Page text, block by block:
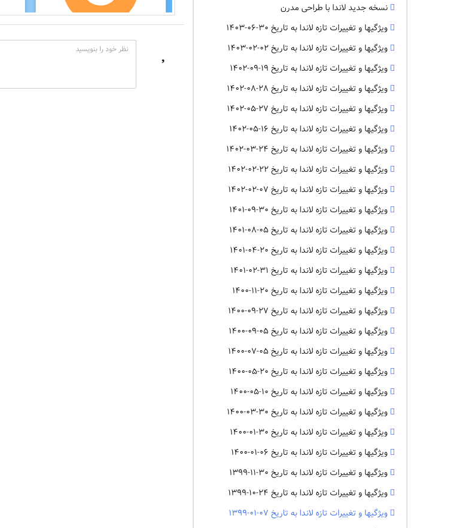
نسخه جدید لاندا با طراحی مدرن
ویژگیها و تغییرات تازه لاندا به تاریخ 30-06-1403
ویژگیها و تغییرات تازه لاندا به تاریخ 02-02-1403
ویژگیها و تغییرات تازه لاندا به تاریخ 19-09-1402
ویژگیها و تغییرات تازه لاندا به تاریخ 28-08-1402
ویژگیها و تغییرات تازه لاندا به تاریخ 27-05-1402
ویژگیها و تغییرات تازه لاندا به تاریخ 16-05-1402
ویژگیها و تغییرات تازه لاندا به تاریخ 24-03-1402
ویژگیها و تغییرات تازه لاندا به تاریخ 22-02-1402
ویژگیها و تغییرات تازه لاندا به تاریخ 07-02-1402
ویژگیها و تغییرات تازه لاندا به تاریخ 30-09-1401
ویژگیها و تغییرات تازه لاندا به تاریخ 05-08-1401
ویژگیها و تغییرات تازه لاندا به تاریخ 20-04-1401
ویژگیها و تغییرات تازه لاندا به تاریخ 31-02-1401
ویژگیها و تغییرات تازه لاندا به تاریخ 20-11-1400
ویژگیها و تغییرات تازه لاندا به تاریخ 27-09-1400
ویژگیها و تغییرات تازه لاندا به تاریخ 05-09-1400
ویژگیها و تغییرات تازه لاندا به تاریخ 05-07-1400
ویژگیها و تغییرات تازه لاندا به تاریخ 20-05-1400
ویژگیها و تغییرات تازه لاندا به تاریخ 10-05-1400
ویژگیها و تغییرات تازه لاندا به تاریخ 30-03-1400
ویژگیها و تغییرات تازه لاندا به تاریخ 30-01-1400
ویژگیها و تغییرات تازه لاندا به تاریخ 06-01-1400
ویژگیها و تغییرات تازه لاندا به تاریخ 30-11-1399
ویژگیها و تغییرات تازه لاندا به تاریخ 24-10-1399
ویژگیها و تغییرات تازه لاندا به تاریخ 07-01-1399